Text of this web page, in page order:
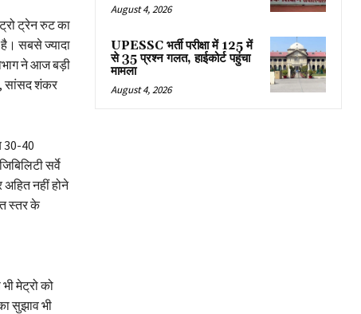
ट्रेन रुट का
सबसे ज्यादा
ने आज बड़ी
सांसद शंकर
30-40
सर्वे
अहित नहीं होने
स्तर के
मेट्रो को
सुझाव भी
August 4, 2026
UPESSC भर्ती परीक्षा में 125 में
से 35 प्रश्न गलत, हाईकोर्ट पहुंचा
मामला
August 4, 2026